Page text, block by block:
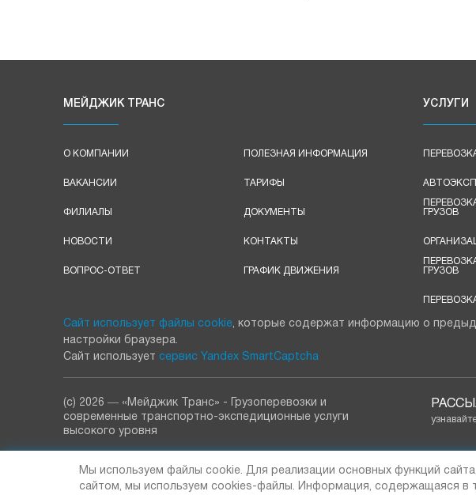
МЕЙДЖИК ТРАНС
О КОМПАНИИ
ВАКАНСИИ
ФИЛИАЛЫ
НОВОСТИ
ВОПРОС-ОТВЕТ
ПОЛЕЗНАЯ ИНФОРМАЦИЯ
ТАРИФЫ
ДОКУМЕНТЫ
КОНТАКТЫ
ГРАФИК ДВИЖЕНИЯ
УСЛУГИ
ГРУЗОВ
ГРУЗОВ
Сайт использует файлы cookie, которые содержат информацию о
настройки браузера.
Сайт использует сервис Yandex SmartCaptcha
(с) 2026 ― «Мейджик Транс» - Грузоперевозки и
современные транспортно-экспедиционные услуги
высокого уровня
25, стр. 1
Тел: 8 (495) 232-48-11 ИНН: 7721374887 ОГРН:
Мы используем файлы cookie. Для реализации основных функций
сайтом, мы используем cookies-файлы. Информация, содержащаяся в